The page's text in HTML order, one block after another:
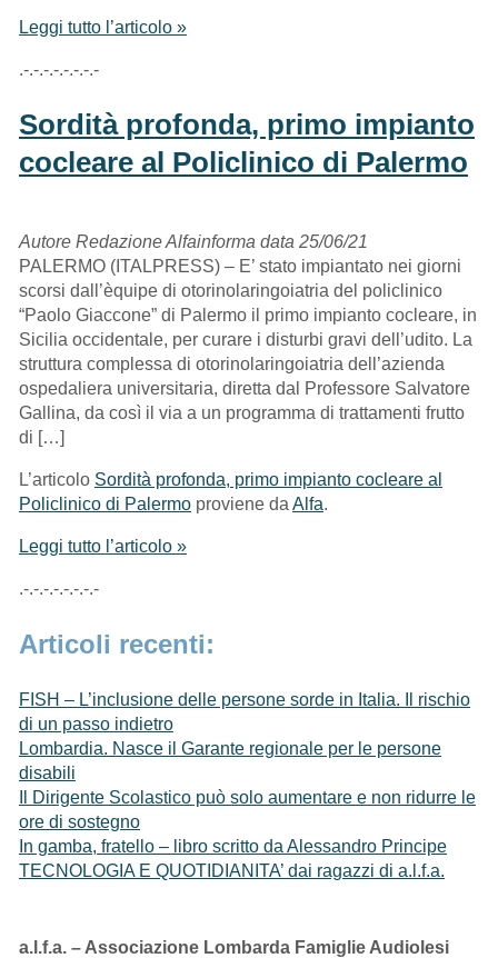
Leggi tutto l’articolo »
.-.-.-.-.-.-.-.-
Sordità profonda, primo impianto
cocleare al Policlinico di Palermo
Autore Redazione Alfainforma data 25/06/21
PALERMO (ITALPRESS) – E’ stato impiantato nei giorni
scorsi dall’èquipe di otorinolaringoiatria del policlinico
“Paolo Giaccone” di Palermo il primo impianto cocleare, in
Sicilia occidentale, per curare i disturbi gravi dell’udito. La
struttura complessa di otorinolaringoiatria dell’azienda
ospedaliera universitaria, diretta dal Professore Salvatore
Gallina, da così il via a un programma di trattamenti frutto
di […]
L’articolo Sordità profonda, primo impianto cocleare al
Policlinico di Palermo proviene da Alfa.
Leggi tutto l’articolo »
.-.-.-.-.-.-.-.-
Articoli recenti:
FISH – L’inclusione delle persone sorde in Italia. Il rischio
di un passo indietro
Lombardia. Nasce il Garante regionale per le persone
disabili
Il Dirigente Scolastico può solo aumentare e non ridurre le
ore di sostegno
In gamba, fratello – libro scritto da Alessandro Principe
TECNOLOGIA E QUOTIDIANITA’ dai ragazzi di a.l.f.a.
a.l.f.a. – Associazione Lombarda Famiglie Audiolesi